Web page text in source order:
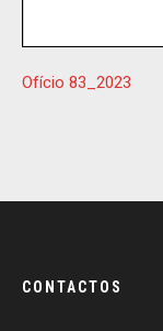
Ofício 83_2023
CONTACTOS